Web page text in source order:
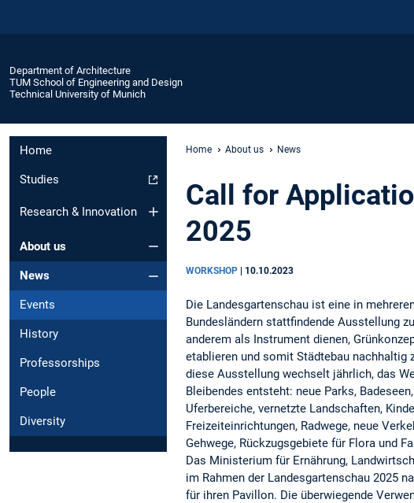
Department of Architecture
TUM School of Engineering and Design
Technical University of Munich
Home
Studies
Research & Innovation
About us
News
Events
History
Professorships
People
Diversity
Home About us News
Call for
2025
WORKSHOP | 10.10.2023
Die Landesgartenschau ist eine in
Bundesländern stattfindende Ausstellung
anderem als Instrument dienen,
etablieren und somit Städtebau nachhaltig
diese Ausstellung wechselt jährlich, das
Bleibendes entsteht: neue Parks,
Uferbereiche, vernetzte Landschaften,
Freizeiteinrichtungen, Radwege, neue
Gehwege, Rückzugsgebiete für Flora und
Das Ministerium für Ernährung,
im Rahmen der Landesgartenschau 2025
für ihren Pavillon. Die überwiegende